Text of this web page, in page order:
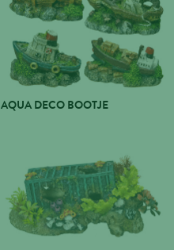
AQUA DECO BOOTJE